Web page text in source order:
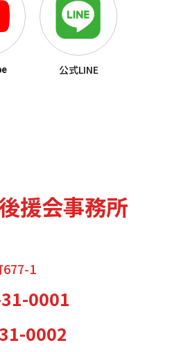
公式LINE
援会事務所
677-1
0001
0002